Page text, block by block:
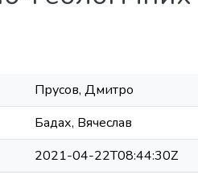
Прусов, Дмитро
Бадах, Вячеслав
2021-04-22T08:44:30Z